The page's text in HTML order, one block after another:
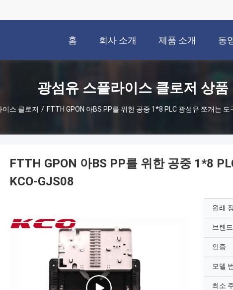
홈 회사 소개 제품 소개 동
광섬유 스플라이스 클로저 상품
이스 클로저 / FTTH GPON 아BS PP를 위한 공중 1*8 PLC 광섬유 쪼개는
FTTH GPON 아BS PP를 위한 공중 1*8
KCO-GJS08
원래
브랜
인증
모델
최소